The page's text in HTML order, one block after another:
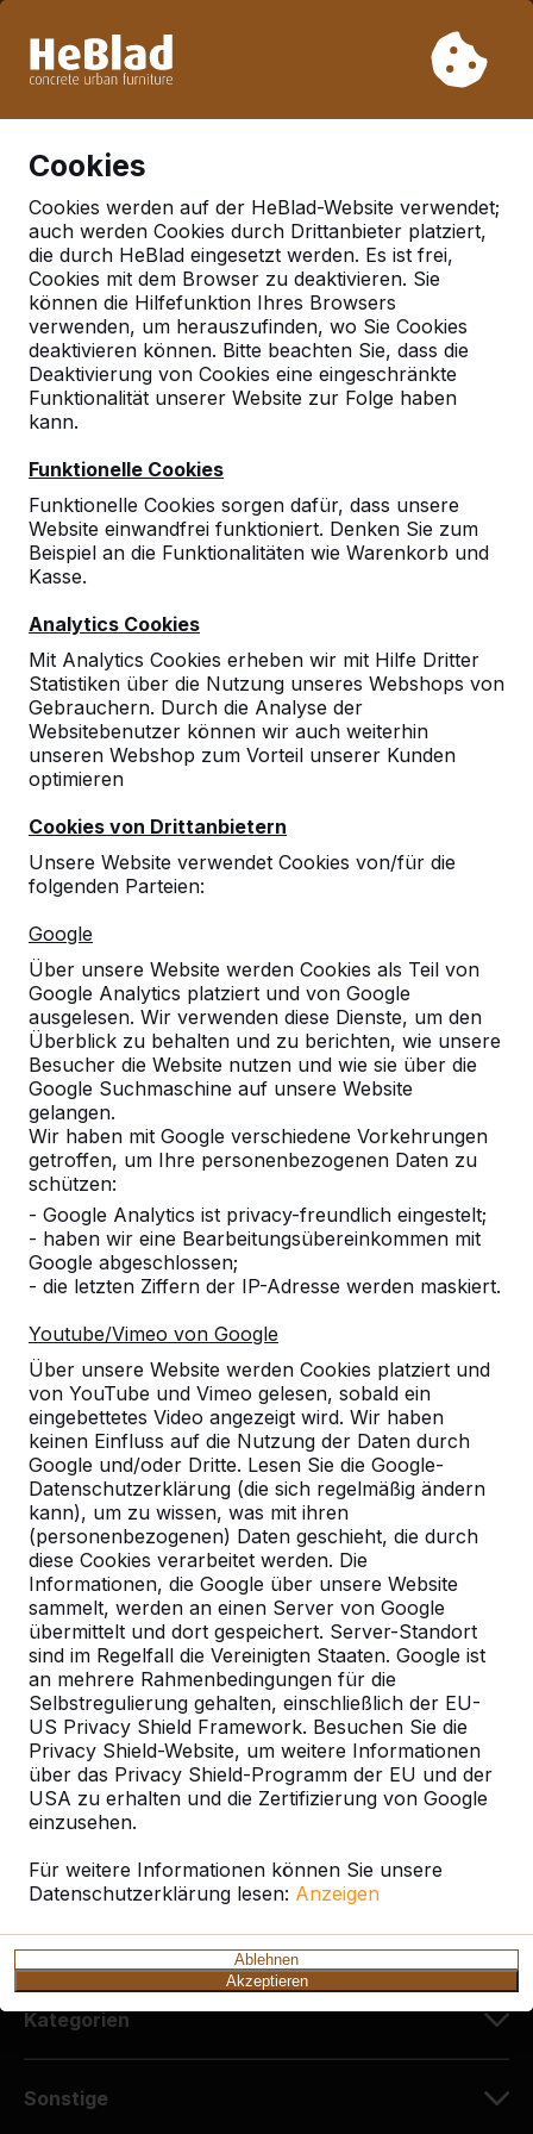
Woche 33 nicht. Bitte berücksichtigen Sie daher längere
Cookies
Cookies werden auf der HeBlad-Website verwendet;
auch werden Cookies durch Drittanbieter platziert,
die durch HeBlad eingesetzt werden. Es ist frei,
Cookies mit dem Browser zu deaktivieren. Sie
können die Hilfefunktion Ihres Browsers
verwenden, um herauszufinden, wo Sie Cookies
deaktivieren können. Bitte beachten Sie, dass die
Deaktivierung von Cookies eine eingeschränkte
Funktionalität unserer Website zur Folge haben
kann.
Funktionelle Cookies
Funktionelle Cookies sorgen dafür, dass unsere
Website einwandfrei funktioniert. Denken Sie zum
Beispiel an die Funktionalitäten wie Warenkorb und
Kasse.
Analytics Cookies
Mit Analytics Cookies erheben wir mit Hilfe Dritter
Statistiken über die Nutzung unseres Webshops von
Gebrauchern. Durch die Analyse der
Websitebenutzer können wir auch weiterhin
unseren Webshop zum Vorteil unserer Kunden
optimieren
Cookies von Drittanbietern
Unsere Website verwendet Cookies von/für die
folgenden Parteien:
Google
Über unsere Website werden Cookies als Teil von
Google Analytics platziert und von Google
ausgelesen. Wir verwenden diese Dienste, um den
Überblick zu behalten und zu berichten, wie unsere
Besucher die Website nutzen und wie sie über die
Google Suchmaschine auf unsere Website
gelangen.
Wir haben mit Google verschiedene Vorkehrungen
getroffen, um Ihre personenbezogenen Daten zu
schützen:
- Google Analytics ist privacy-freundlich eingestelt;
- haben wir eine Bearbeitungsübereinkommen mit
Google abgeschlossen;
- die letzten Ziffern der IP-Adresse werden maskiert.
Youtube/Vimeo von Google
Über unsere Website werden Cookies platziert und
von YouTube und Vimeo gelesen, sobald ein
eingebettetes Video angezeigt wird. Wir haben
keinen Einfluss auf die Nutzung der Daten durch
Google und/oder Dritte. Lesen Sie die Google-
Datenschutzerklärung (die sich regelmäßig ändern
kann), um zu wissen, was mit ihren
(personenbezogenen) Daten geschieht, die durch
diese Cookies verarbeitet werden. Die
Informationen, die Google über unsere Website
sammelt, werden an einen Server von Google
übermittelt und dort gespeichert. Server-Standort
sind im Regelfall die Vereinigten Staaten. Google ist
an mehrere Rahmenbedingungen für die
Selbstregulierung gehalten, einschließlich der EU-
US Privacy Shield Framework. Besuchen Sie die
Privacy Shield-Website, um weitere Informationen
über das Privacy Shield-Programm der EU und der
USA zu erhalten und die Zertifizierung von Google
einzusehen.
Für weitere Informationen können Sie unsere
Datenschutzerklärung lesen: Anzeigen
Ablehnen
Akzeptieren
Deutschland
Referenties in:
Gnarrenburg
Geen reviews gevonden voor deze
Referenzen
Unsere Produkte finden Sie in ganz Europa
und darüber hinaus. Sehen Sie hier, wo Sie
ein HeBlad-Produkt in Ihrer Nähe finden.
Produkt
Alles anzeigen
Kategorie
Alles anzeigen
Ort oder Postleitzahl suchen
Kontakt
HeBlad Deutschland
Diekerstraße 97
42781 Haan
Deutschland
+49 212 934 77 25
info@HeBlad.de
Kundenservice
Kategorien
Sonstige